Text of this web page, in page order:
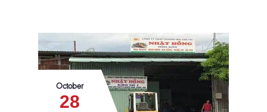
October
28